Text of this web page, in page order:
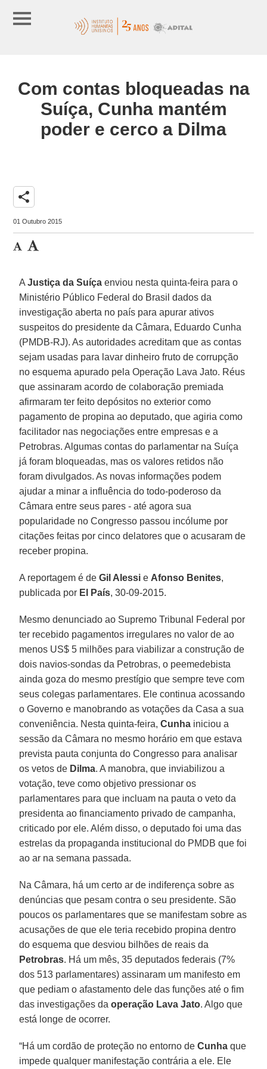
Com contas bloqueadas na
Suíça, Cunha mantém
poder e cerco a Dilma
share
01 Outubro 2015
AJustiça da Suíça enviou nesta quinta-feira para o
Ministério Público Federal do Brasil dados da
investigação aberta no país para apurar ativos
suspeitos do presidente da Câmara, Eduardo Cunha
(PMDB-RJ). As autoridades acreditam que as contas
sejam usadas para lavar dinheiro fruto de corrupção
no esquema apurado pela Operação Lava Jato. Réus
que assinaram acordo de colaboração premiada
afirmaram ter feito depósitos no exterior como
pagamento de propina ao deputado, que agiria como
facilitador nas negociações entre empresas e a
Petrobras. Algumas contas do parlamentar na Suíça
já foram bloqueadas, mas os valores retidos não
foram divulgados. As novas informações podem
ajudar a minar a influência do todo-poderoso da
Câmara entre seus pares - até agora sua
popularidade no Congresso passou incólume por
citações feitas por cinco delatores que o acusaram de
receber propina.
A reportagem é deGil Alessi e Afonso Benites,
publicada por El País, 30-09-2015.
Mesmo denunciado ao Supremo Tribunal Federal por
ter recebido pagamentos irregulares no valor de ao
menos US$ 5 milhões para viabilizar a construção de
dois navios-sondas da Petrobras, o peemedebista
ainda goza do mesmo prestígio que sempre teve com
seus colegas parlamentares. Ele continua acossando
o Governo e manobrando as votações da Casa a sua
conveniência. Nesta quinta-feira,Cunha iniciou a
sessão da Câmara no mesmo horário em que estava
prevista pauta conjunta do Congresso para analisar
os vetos de Dilma. A manobra, que inviabilizou a
votação, teve como objetivo pressionar os
parlamentares para que incluam na pauta o veto da
presidenta ao financiamento privado de campanha,
criticado por ele. Além disso, o deputado foi uma das
estrelas da propaganda institucional do PMDB que foi
ao ar na semana passada.
Na Câmara, há um certo ar de indiferença sobre as
denúncias que pesam contra o seu presidente. São
poucos os parlamentares que se manifestam sobre as
acusações de que ele teria recebido propina dentro
do esquema que desviou bilhões de reais da
Petrobras. Há um mês, 35 deputados federais (7%
dos 513 parlamentares) assinaram um manifesto em
que pediam o afastamento dele das funções até o fim
das investigações daoperação Lava Jato. Algo que
está longe de ocorrer.
“Há um cordão de proteção no entorno deCunha que
impede qualquer manifestação contrária a ele. Ele